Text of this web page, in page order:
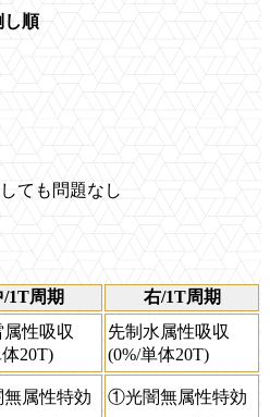
し順
ても問題なし
/1T周期
右/1T周期
属性吸収
20T)
先制水属性吸収
(0%/単体20T)
属性特効
①光闇無属性特効